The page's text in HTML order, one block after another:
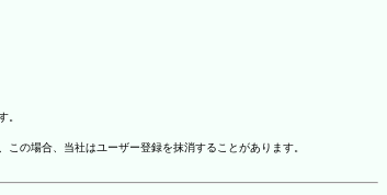
。
の場合、当社はユーザー登録を抹消することがあります。